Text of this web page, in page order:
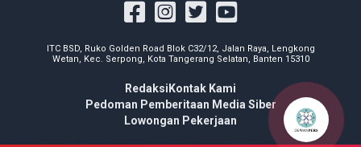
ITC BSD, Ruko Golden Road Blok C32/12, Jalan Raya, Lengkong
Wetan, Kec. Serpong, Kota Tangerang Selatan, Banten 15310
Redaksi Kontak Kami
Pedoman Pemberitaan Media Siber
Lowongan Pekerjaan